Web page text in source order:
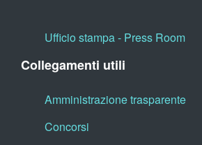
Ufficio stampa - Press Room
Collegamenti utili
Amministrazione trasparente
Concorsi